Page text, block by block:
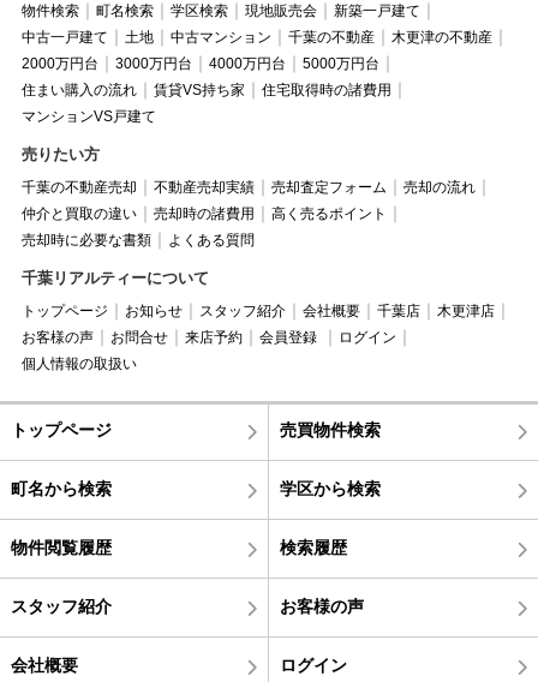
物件検索 町名検索 学区検索 現地販売会
新築一戸建て
中古一戸建て
土地 中古マンション 千葉の不動産
木更津の不動産
2000万円台
3000万円台 4000万円台
5000万円台
住まい購入の流れ
賃貸VS持ち家
住宅取得時の諸費用
マンションVS戸建て
売りたい方
千葉の不動産売却 不動産売却実績 売却査定フォーム
売却の流れ
仲介と買取の違い
売却時の諸費用
高く売るポイント
売却時に必要な書類
よくある質問
千葉リアルティーについて
トップページ お知らせ スタッフ紹介 会社概要 千葉店
木更津店
お客様の声
お問合せ 来店予約 会員登録
ログイン
個人情報の取扱い
トップページ 売買物件検索
町名から検索 学区から検索
物件閲覧履歴 検索履歴
スタッフ紹介 お客様の声
会社概要 ログイン